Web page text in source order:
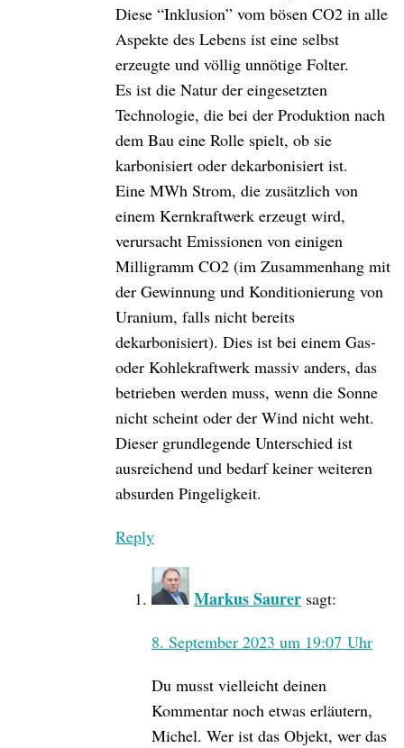
Diese “Inklusion” vom bösen CO2 in alle
Aspekte des Lebens ist eine selbst
erzeugte und völlig unnötige Folter.
Es ist die Natur der eingesetzten
Technologie, die bei der Produktion nach
dem Bau eine Rolle spielt, ob sie
karbonisiert oder dekarbonisiert ist.
Eine MWh Strom, die zusätzlich von
einem Kernkraftwerk erzeugt wird,
verursacht Emissionen von einigen
Milligramm CO2 (im Zusammenhang mit
der Gewinnung und Konditionierung von
Uranium, falls nicht bereits
dekarbonisiert). Dies ist bei einem Gas-
oder Kohlekraftwerk massiv anders, das
betrieben werden muss, wenn die Sonne
nicht scheint oder der Wind nicht weht.
Dieser grundlegende Unterschied ist
ausreichend und bedarf keiner weiteren
absurden Pingeligkeit.
Reply
Markus Saurer sagt:
8. September 2023 um 19:07 Uhr
Du musst vielleicht deinen
Kommentar noch etwas erläutern,
Michel. Wer ist das Objekt, wer das